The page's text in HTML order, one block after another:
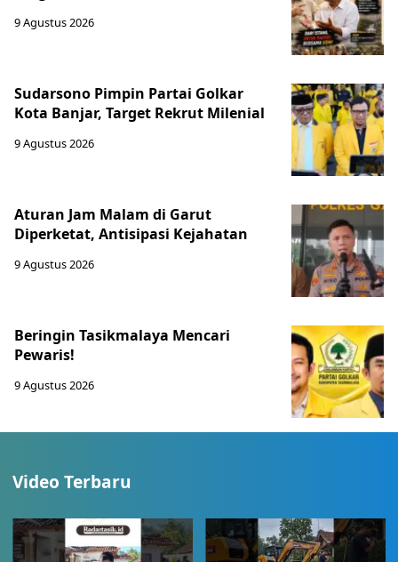
9 Agustus 2026
Sudarsono Pimpin Partai Golkar
Kota Banjar, Target Rekrut Milenial
9 Agustus 2026
Aturan Jam Malam di Garut
Diperketat, Antisipasi Kejahatan
9 Agustus 2026
Beringin Tasikmalaya Mencari
Pewaris!
9 Agustus 2026
Video Terbaru